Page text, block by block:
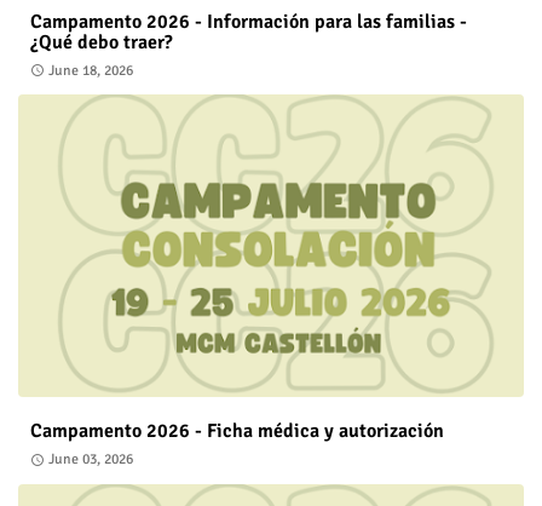
Campamento 2026 - Información para las familias -
¿Qué debo traer?
June 18, 2026
Campamento 2026 - Ficha médica y autorización
June 03, 2026